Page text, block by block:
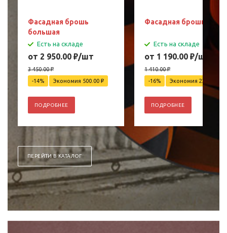
Фасадная брошь
большая
Есть на складе
от 2 950.00 ₽/шт
3 450.00₽
-14%
Экономия 500.00 ₽
ПОДРОБНЕЕ
Фасадная брошь
Есть на складе
от 1 190.00 ₽/шт
1 410.00₽
-16%
Экономия 220.00
ПОДРОБНЕЕ
ПЕРЕЙТИ В КАТАЛОГ